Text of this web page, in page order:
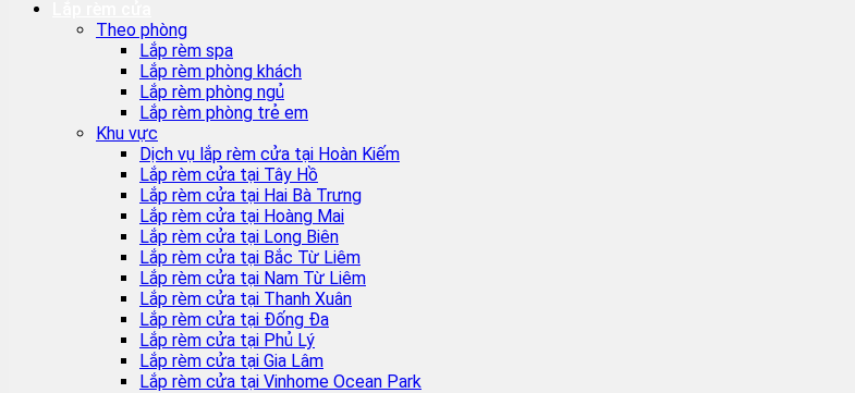
Theo phòng
Lắp rèm spa
Lắp rèm phòng khách
Lắp rèm phòng ngủ
Lắp rèm phòng trẻ em
Khu vực
Dịch vụ lắp rèm cửa tại Hoàn Kiếm
Lắp rèm cửa tại Tây Hồ
Lắp rèm cửa tại Hai Bà Trưng
Lắp rèm cửa tại Hoàng Mai
Lắp rèm cửa tại Long Biên
Lắp rèm cửa tại Bắc Từ Liêm
Lắp rèm cửa tại Nam Từ Liêm
Lắp rèm cửa tại Thanh Xuân
Lắp rèm cửa tại Đống Đa
Lắp rèm cửa tại Phủ Lý
Lắp rèm cửa tại Gia Lâm
Lắp rèm cửa tại Vinhome Ocean Park